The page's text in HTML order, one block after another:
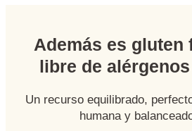
Además es gluten
libre de
Un recurso equilibrado,
humana y